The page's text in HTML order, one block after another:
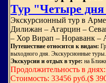
Тур "Четыре
Экскурсионный тур в
Дилижан – Агарцин –
– Хор Вирап – Нораванк –
Путешествие относится к видам:
выходного дня. Экскурсионные туры.
Экскурсии и отдых в туре: на
Продолжительность в
Стоимость: 33456 руб.($